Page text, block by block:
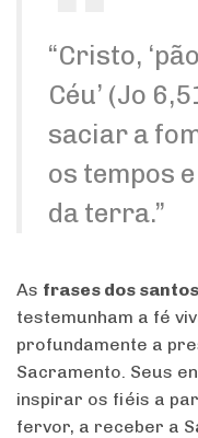
“Cristo,
Céu’ (Jo
saciar a
os tempos
da terra.”
As frases dos
testemunham a fé
profundamente a
Sacramento. Seus
inspirar os fiéis a
fervor, a receber a